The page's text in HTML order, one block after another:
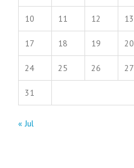
10 11 12 13
17 18 19 20
24 25 26 27
31
« Jul